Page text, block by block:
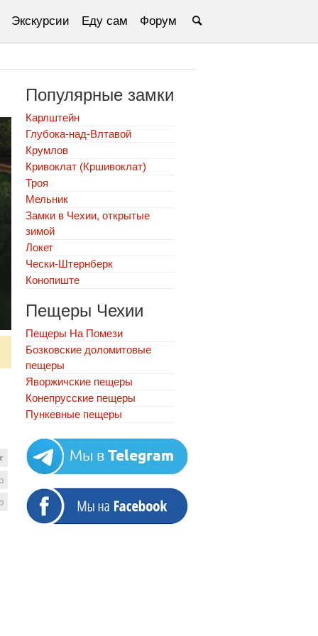
Экскурсии Еду сам Форум
Популярные замки
Карлштейн
Глубока-над-Влтавой
Крумлов
Кривоклат (Кршивоклат)
Троя
Мельник
Замки в Чехии, открытые
зимой
Локет
Чески-Штернберк
Конопиште
Пещеры Чехии
Пещеры На Помези
Бозковские доломитовые
пещеры
Яворжичские пещеры
Конепрусские пещеры
Пункевныe пещеры